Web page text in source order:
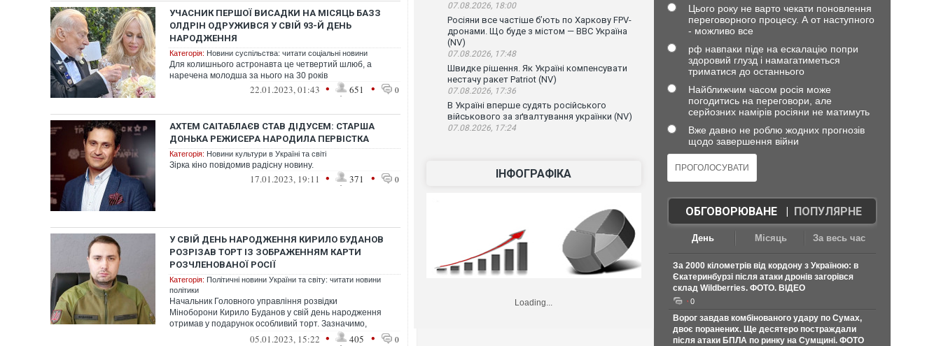
УЧАСНИК ПЕРШОЇ ВИСАДКИ НА МІСЯЦЬ БАЗЗ
ОЛДРІН ОДРУЖИВСЯ У СВІЙ 93-Й ДЕНЬ
НАРОДЖЕННЯ
Категорія: Новини суспільства: читати соціальні новини
Для колишнього астронавта це четвертий шлюб, а
наречена молодша за нього на 30 років
22.01.2023, 01:43 • 651 • 0
АХТЕМ САІТАБЛАЄВ СТАВ ДІДУСЕМ: СТАРША
ДОНЬКА РЕЖИСЕРА НАРОДИЛА ПЕРВІСТКА
Категорія: Новини культури в Україні та світі
Зірка кіно повідомив радісну новину.
17.01.2023, 19:11 • 371 • 0
У СВІЙ ДЕНЬ НАРОДЖЕННЯ КИРИЛО БУДАНОВ
РОЗРІЗАВ ТОРТ ІЗ ЗОБРАЖЕННЯМ КАРТИ
РОЗЧЛЕНОВАНОЇ РОСІЇ
Категорія: Політичні новини України та світу: читати новини
політики
Начальник Головного управління розвідки
Міноборони Кирило Буданов у свій день народження
отримав у подарунок особливий торт. Зазначимо,
05.01.2023, 15:22 • 405 • 0
07.08.2026, 18:00
Росіяни все частіше бʼють по Харкову FPV-
дронами. Що буде з містом — ВВС Україна
(NV)
07.08.2026, 17:48
Швидке рішення. Як Україні компенсувати
нестачу ракет Patriot (NV)
07.08.2026, 17:36
В Україні вперше судять російського
військового за зґвалтування українки (NV)
07.08.2026, 17:24
ІНФОГРАФІКА
Loading...
Цього року не варто чекати поновлення
переговорного процесу. А от наступного
- можливо все
рф навпаки піде на ескалацію попри
здоровий глузд і намагатиметься
триматися до останнього
Найближчим часом росія може
погодитись на переговори, але
серйозних намірів росіяни не матимуть
Вже давно не роблю жодних прогнозів
щодо завершення війни
ОБГОВОРЮВАНЕ| ПОПУЛЯРНЕ
День Місяць За весь час
За 2000 кілометрів від кордону з Україною: в
Єкатеринбурзі після атаки дронів загорівся
склад Wildberries. ФОТО. ВІДЕО
0
Ворог завдав комбінованого удару по Сумах,
двоє поранених. Ще десятеро постраждали
після атаки БПЛА по ринку на Сумщині. ФОТО